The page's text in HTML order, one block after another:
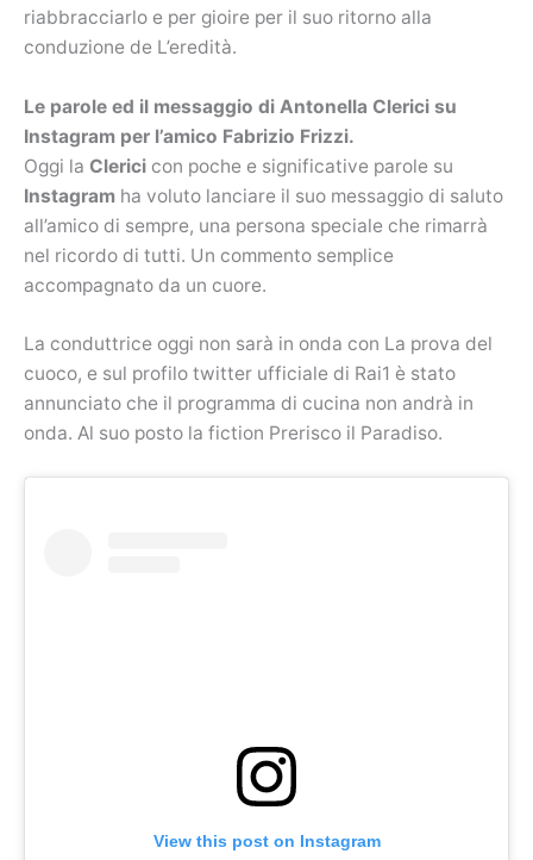
riabbracciarlo e per gioire per il suo ritorno alla
conduzione de L’eredità.
Le parole ed il messaggio di Antonella Clerici su
Instagram per l’amico Fabrizio Frizzi.
Oggi la Clerici con poche e significative parole su
Instagram ha voluto lanciare il suo messaggio di saluto
all’amico di sempre, una persona speciale che rimarrà
nel ricordo di tutti. Un commento semplice
accompagnato da un cuore.
La conduttrice oggi non sarà in onda con La prova del
cuoco, e sul profilo twitter ufficiale di Rai1 è stato
annunciato che il programma di cucina non andrà in
onda. Al suo posto la fiction Prerisco il Paradiso.
View this post on Instagram